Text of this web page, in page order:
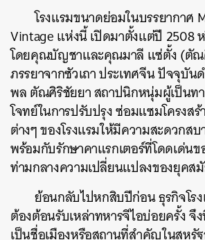
โรงแรมขนาดย่อมในบรรยากาศ
Vintage แห่งนี้ เปิดมาตั้งแต่ปี 2508
โดยคุณบัญชาและคุณมาลี แซ่ตั้ง (ตัณ
ภรรยาจากซัวเถา ประเทศจีน ปัจจุบั
พล ตัณศิริชัยยา สถาปนิกหนุ่มผู้เป็นท
โจทย์ในการปรับปรุง ซ่อมแซมโครงส
ต่างๆ ของโรงแรมให้มีความสะดวกส
พร้อมกับรักษาคาแรกเตอร์ที่โดดเด่นข
ท่ามกลางความเปลี่ยนแปลงของยุคส
ย้อนกลับไปหกสิบปีก่อน ธุรกิจโร
ต้องต้อนรับเหล่าทหารจีไอบ่อยครั้ง จึ
เป็นชื่อเมืองหรือสถานที่สำคัญในสหรัฐ